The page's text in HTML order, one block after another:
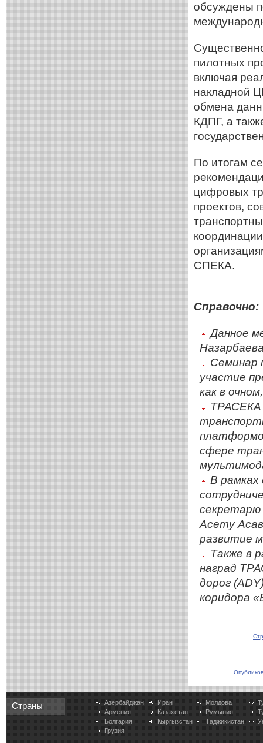
обсуждены
пилотных
включая
накладной
обмена
КДПГ, а
По итогам
цифровых
проектов,
СПЕКА.
Справочно:
Данное
Семинар
участие
как в
ТРАСЕКА
сфере
В рамках
Асету
развитие
Также в
наград
дорог
коридора
Страны
Азербайджан
Армения
Болгария
Грузия
Иран
Казахстан
Кыргызстан
Молдова
Румыния
Таджикистан